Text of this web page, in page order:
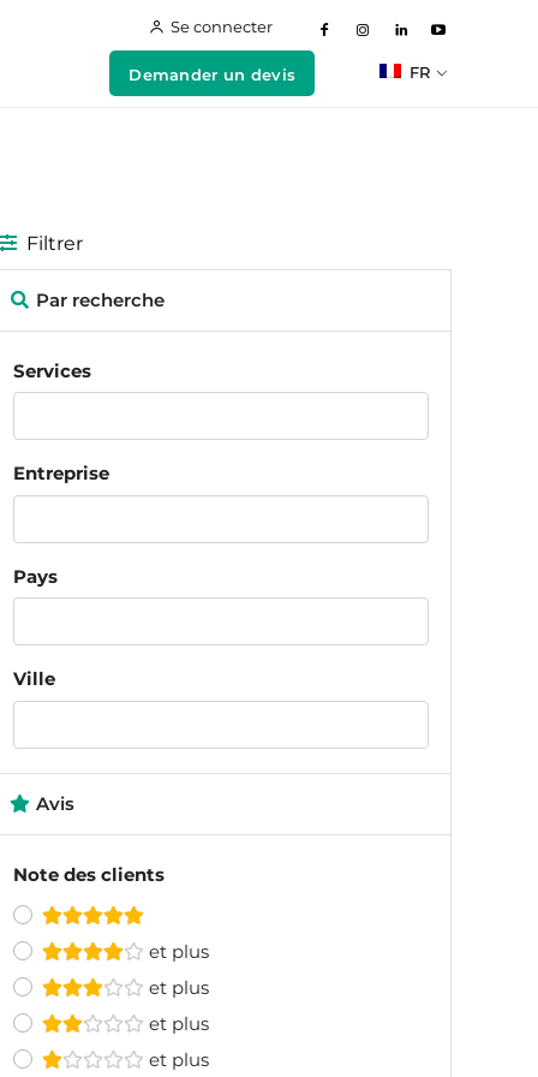
Se connecter
Demander un devis FR
Filtrer
Par recherche
Services
Entreprise
Pays
Ville
Avis
Note des clients
et plus
et plus
et plus
et plus